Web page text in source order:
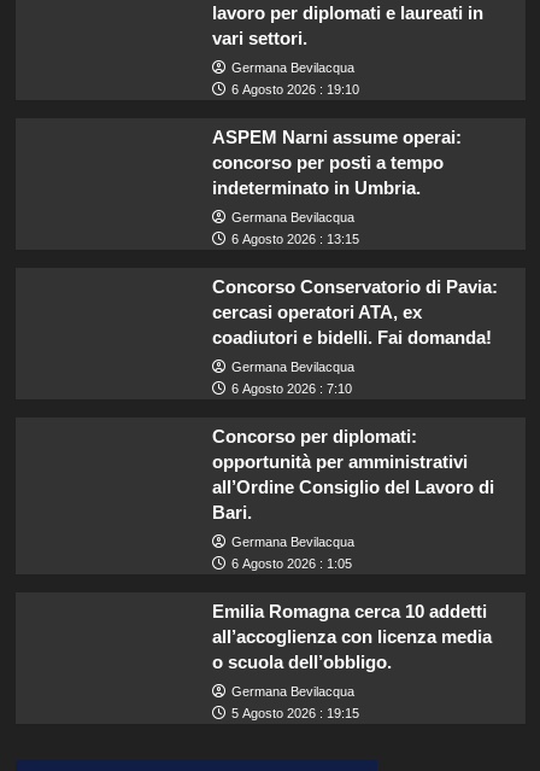
lavoro per diplomati e laureati in
vari settori.
Germana Bevilacqua
6 Agosto 2026 : 19:10
ASPEM Narni assume operai:
concorso per posti a tempo
indeterminato in Umbria.
Germana Bevilacqua
6 Agosto 2026 : 13:15
Concorso Conservatorio di Pavia:
cercasi operatori ATA, ex
coadiutori e bidelli. Fai domanda!
Germana Bevilacqua
6 Agosto 2026 : 7:10
Concorso per diplomati:
opportunità per amministrativi
all’Ordine Consiglio del Lavoro di
Bari.
Germana Bevilacqua
6 Agosto 2026 : 1:05
Emilia Romagna cerca 10 addetti
all’accoglienza con licenza media
o scuola dell’obbligo.
Germana Bevilacqua
5 Agosto 2026 : 19:15